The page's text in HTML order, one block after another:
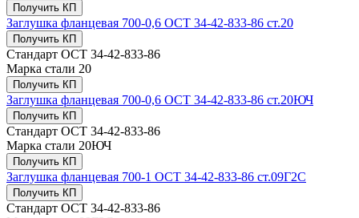
Получить КП
Заглушка фланцевая 700-0,6 ОСТ 34-42-833-86 ст.20
Получить КП
Стандарт ОСТ 34-42-833-86
Марка стали 20
Получить КП
Заглушка фланцевая 700-0,6 ОСТ 34-42-833-86 ст.20ЮЧ
Получить КП
Стандарт ОСТ 34-42-833-86
Марка стали 20ЮЧ
Получить КП
Заглушка фланцевая 700-1 ОСТ 34-42-833-86 ст.09Г2С
Получить КП
Стандарт ОСТ 34-42-833-86